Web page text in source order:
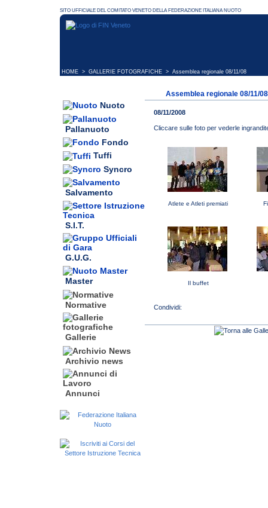
HOME > GALLERIE FOTOGRAFICHE > Assemblea regionale 08/11/08
Nuoto
Pallanuoto
Fondo
Tuffi
Syncro
Salvamento
S.I.T.
G.U.G.
Master
Normative
Gallerie
Archivio news
Annunci
Assemblea regionale 08/11/08
08/11/2008
Cliccare sulle foto per vederle
Atlete e Atleti premiati
Il buffet